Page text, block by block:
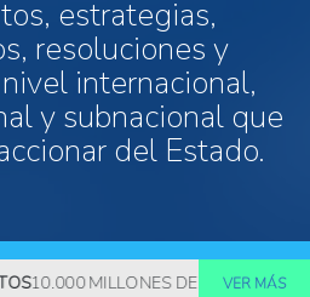
estrategias,
resoluciones y
internacional,
y subnacional que
del Estado.
MILLONES DE PERSONASVER MÁS